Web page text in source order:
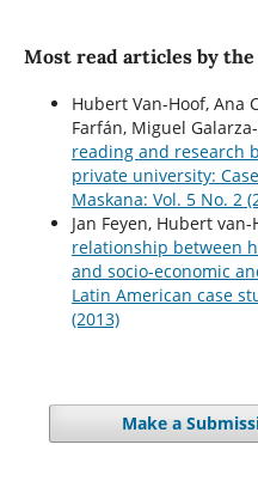
Most read articles by the
Hubert Van-Hoof, Ana
Farfán, Miguel
reading and research
private university:
Maskana: Vol. 5 No. 2
Jan Feyen, Hubert van-
relationship between
and socio-economic
Latin American case
(2013)
Make a